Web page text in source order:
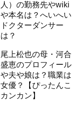
人）の勤務先やwiki
や本名は？へいへい
ドクターダンサー
は？
尾上松也の母・河合
盛恵のプロフィール
や夫や娘は？職業は
女優？【ぴったんこ
カンカン】